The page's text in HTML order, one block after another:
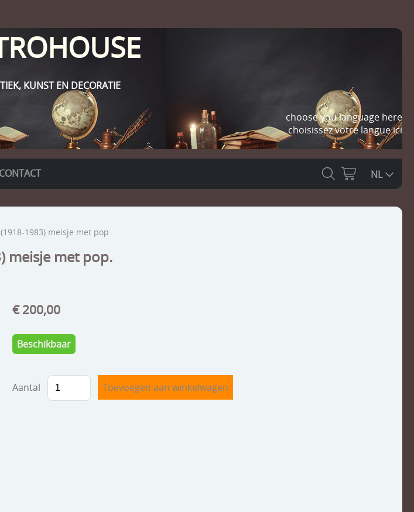
KUNST EN DECORATIE
choose you language here
choisissez votre langue ici
CONTACT NL
1983) meisje met pop.
meisje met pop.
€ 200,00
Beschikbaar
Aantal